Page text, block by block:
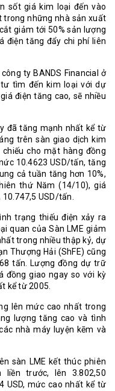
sốt giá kim loại đến vào
những nhà sản xuất
giảm tới 50% sản lượng
điện tăng đẩy chi phí liên
ty BANDS Financial ở
tìm đến kim loại với dự
điện tăng cao, sẽ nhiều
đã tăng mạnh nhất kể từ
trên sàn giao dịch kim
cho mặt hàng đồng
10.4623 USD/tấn, tăng
cả tuần tăng hơn 10%,
thứ Năm (14/10), giá
USD/tấn.
trạng thiếu điện xảy ra
quan của Sàn LME giảm
trong nhiều thập kỷ, dự
Thượng Hải (ShFE) cũng
tấn. Lượng đồng dự trữ
đồng giao ngay so với kỳ
kể từ 2005.
lên mức cao nhất trong
lượng tăng cao và tình
nhà máy luyện kẽm và
sàn LME kết thúc phiên
trước, lên 3.802,50
USD, mức cao nhất kể từ